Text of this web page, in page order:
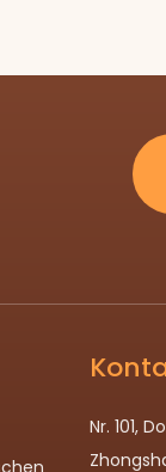
Nr. 101,